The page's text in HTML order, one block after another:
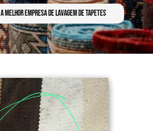
A Melhor Empresa de Lavagem de Tapetes